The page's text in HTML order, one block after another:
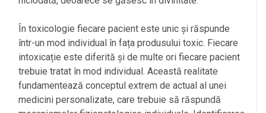
În toxicologie fiecare pacient este unic și răspunde
într-un mod individual în fața produsului toxic. Fiecare
intoxicație este diferită și de multe ori fiecare pacient
trebuie tratat în mod individual. Această realitate
fundamentează conceptul extrem de actual al unei
medicini personalizate, care trebuie să răspundă